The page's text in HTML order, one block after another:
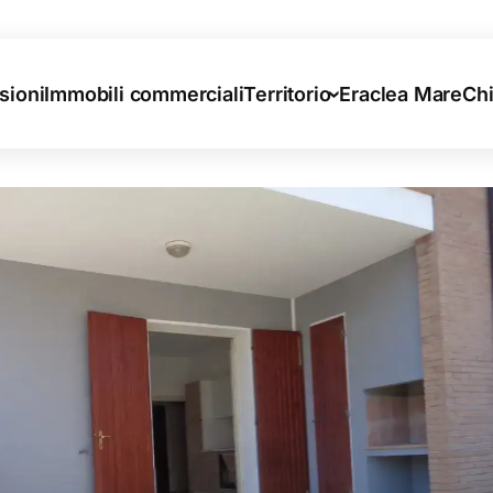
Immobili commercialiTerritorio Eraclea Mare